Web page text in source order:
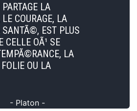
LA
COURAGE, LA
SANTÃ©, EST PLUS
CELLE OÃ¹ SE
LA
OU LA
- Platon -